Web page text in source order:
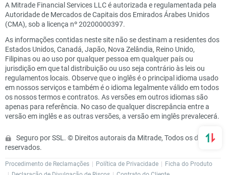
A Mitrade Financial Services LLC é autorizada e regulamentada pela
Autoridade de Mercados de Capitais dos Emirados Árabes Unidos
(CMA), sob a licença nº 20200000397.
As informações contidas neste site não se destinam a residentes dos
Estados Unidos, Canadá, Japão, Nova Zelândia, Reino Unido,
Filipinas ou ao uso por qualquer pessoa em qualquer país ou
jurisdição em que tal distribuição ou uso seja contrário às leis ou
regulamentos locais. Observe que o inglês é o principal idioma usado
em nossos serviços e também é o idioma legalmente válido em todos
os nossos termos e contratos. As versões em outros idiomas são
apenas para referência. No caso de qualquer discrepância entre a
versão em inglês e as outras versões, a versão em inglês prevalecerá.
Seguro por SSL. © Direitos autorais da Mitrade, Todos os direitos
reservados.
Procedimento de Reclamações Política de Privacidade
Ficha do Produto